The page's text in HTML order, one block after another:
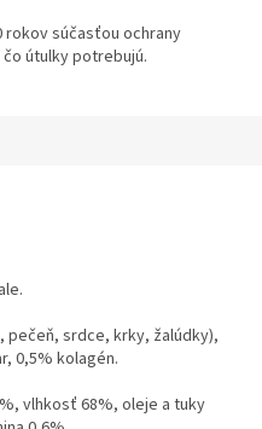
rokov súčasťou ochrany
útulky potrebujú.
pečeň, srdce, krky, žalúdky),
0,5% kolagén.
vlhkosť 68%, oleje a tuky